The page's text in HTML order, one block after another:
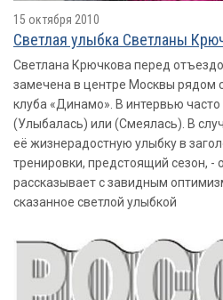
15 октября 2010
Светлая улыбка Светланы
Светлана Крючкова перед
замечена в центре Москвы рядом
клуба «Динамо». В интервью
(Улыбалась) или (Смеялась). В
её жизнерадостную улыбку в
тренировки, предстоящий сезон, -
рассказывает с завидным
сказанное светлой улыбкой